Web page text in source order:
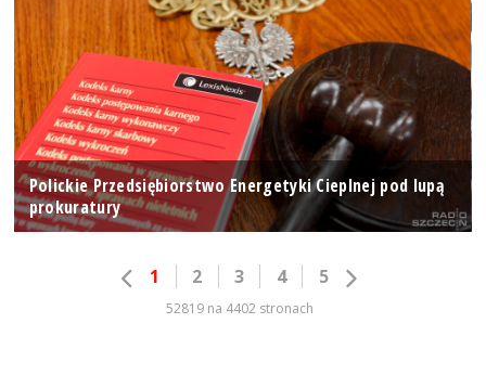
Polickie Przedsiębiorstwo Energetyki Cieplnej pod lupą
prokuratury
1 2 3 4 5
52819 na 4402 stronach